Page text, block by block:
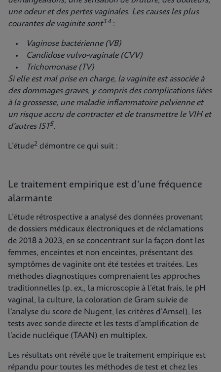
une odeur et des pertes vaginales. Les causes les plus
courantes de vaginite sont3.4 :
Vaginose bactérienne (VB)
Candidose vulvo-vaginale (CVV)
Trichomonase (TV)
Si elle est mal prise en charge, la vaginite est associée à
des dommages graves, y compris des complications liées
à la grossesse, une maladie inflammatoire pelvienne et
un risque accru de contracter et de transmettre le VIH et
d’autres IST5.
L’étude2 démontre ce qui suit :
Le traitement empirique est d’une fréquence
alarmante
L’étude rétrospective a analysé des données provenant
de dossiers médicaux électroniques et de réclamations
de 2018 à 2023, en se concentrant sur la façon dont les
femmes, enceintes et non enceintes, présentant des
symptômes de vaginite ont été testées et traitées. Les
méthodes diagnostiques comprenaient les approches
traditionnelles (p. ex., la microscopie à l’état frais, le pH
vaginal, la culture, la coloration de Gram suivie de
l’analyse du score de Nugent, les critères d’Amsel), les
tests avec sonde directe et les tests d’amplification de
l’acide nucléique (TAAN) en multiplex.
Les résultats ont révélé que le traitement empirique est
répandu pour toutes les méthodes de test et chez les